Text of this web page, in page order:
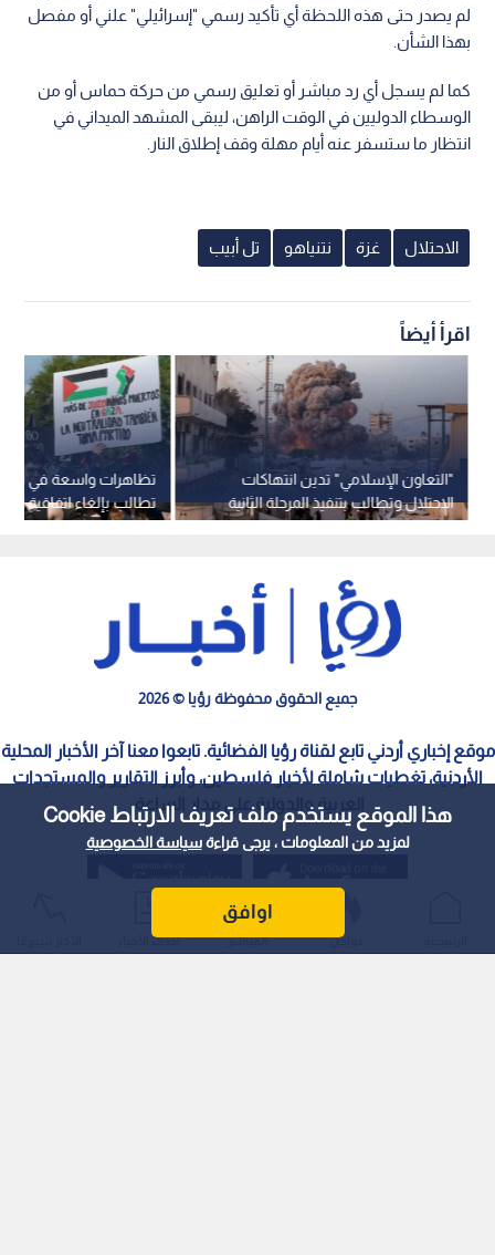
هذا الموقع يستخدم ملف تعريف الارتباط Cookie
لمزيد من المعلومات ، يرجى قراءةسياسة الخصوصية
اوافق
لم يصدر حتى هذه اللحظة أي تأكيد رسمي "إسرائيلي" علني أو مفصل
بهذا الشأن.
كما لم يسجل أي رد مباشر أو تعليق رسمي من حركة حماس أو من
الوسطاء الدوليين في الوقت الراهن، ليبقى المشهد الميداني في
انتظار ما ستسفر عنه أيام مهلة وقف إطلاق النار.
الاحتلال غزة نتنياهو تل أبيب
اقرأ أيضاً
تظاهرات واسعة في
تطالب بإلغاء اتفاقية
الاحتلال وقطع العلاقات
"التعاون الإسلامي" تدين انتهاكات
الاحتلال وتطالب بتنفيذ المرحلة الثانية
من خطة السلام بغزة
جميع الحقوق محفوظة رؤيا © 2026
موقع إخباري أردني تابع لقناة رؤيا الفضائية. تابعوا معنا آخر الأخبار المحلية
الأردنية، تغطيات شاملة لأخبار فلسطين، وأبرز التقارير والمستجدات
العربية والدولية على مدار الساعة.
عواجل المباشر أحدث الأخبار